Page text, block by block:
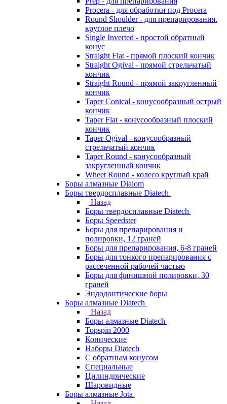
Procera - для обработки под Procera
Round Shoulder - для препарирования.
круглое плечо
Single Inverted - простой обратный
конус
Straight Flat - прямой плоский кончик
Straight Ogival - прямой стрельчатый
кончик
Straight Round - прямой закругленный
кончик
Taper Conical - конусообразный острый
кончик
Taper Flat - конусообразный плоский
кончик
Taper Ogival - конусообразный
стрельчатый кончик
Taper Round - конусообразный
закругленный кончик
Wheet Round - колесо круглый край
Боры алмазные Dialom
Боры твердосплавные Diatech
Назад
Боры твердосплавные Diatech
Боры Speedster
Боры для препарирования и
полировки, 12 граней
Боры для препарирования, 6-8 граней
Боры для тонкого препарирования с
рассеченной рабочей частью
Боры для финишной полировки, 30
граней
Эндодонтические боры
Боры алмазные Diatech
Назад
Боры алмазные Diatech
Topspin 2000
Конические
Наборы Diatech
С обратным конусом
Специальные
Цилиндрические
Шаровидные
Боры алмазные Jota